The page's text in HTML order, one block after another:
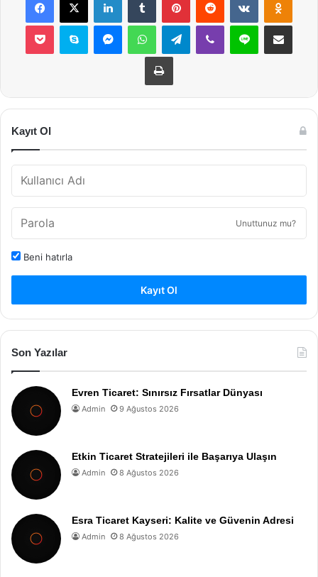
Pocket Skype MessengerWhatsAppTelegramViber Line E-Posta ile
Yazdır
Kayıt Ol
Unuttunuz mu?
Beni hatırla
Kayıt Ol
Son Yazılar
Evren Ticaret: Sınırsız Fırsatlar Dünyası
Admin 9 Ağustos 2026
Etkin Ticaret Stratejileri ile Başarıya Ulaşın
Admin 8 Ağustos 2026
Esra Ticaret Kayseri: Kalite ve Güvenin Adresi
Admin 8 Ağustos 2026